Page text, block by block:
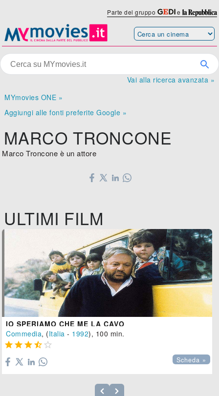
Parte del gruppo e
Vai alla ricerca avanzata »
MYmovies ONE »
Aggiungi alle fonti preferite Google »
MARCO TRONCONE
Marco Troncone è un attore
ULTIMI FILM
IO SPERIAMO CHE ME LA CAVO
Commedia, (Italia - 1992), 100 min.
    
Scheda »